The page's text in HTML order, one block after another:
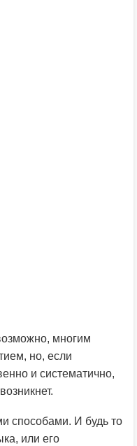
многим
но, если
и систематично,
способами. И будь то
или его